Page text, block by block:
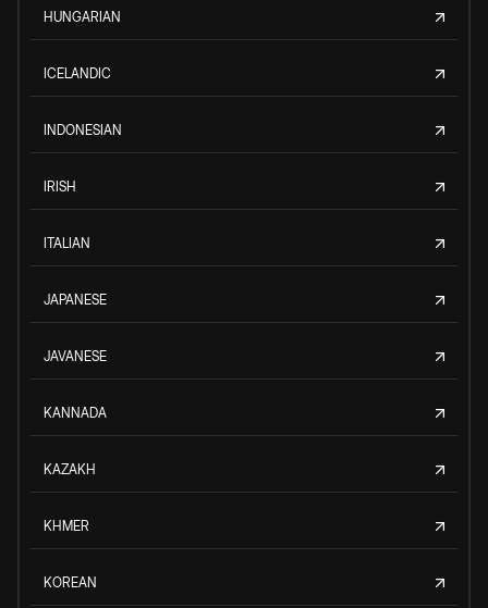
HUNGARIAN
ICELANDIC
INDONESIAN
IRISH
ITALIAN
JAPANESE
JAVANESE
KANNADA
KAZAKH
KHMER
KOREAN